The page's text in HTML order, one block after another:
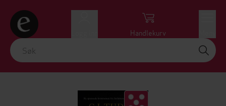
Handlekurv